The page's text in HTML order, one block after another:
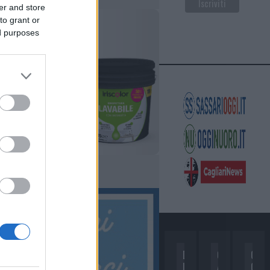
and store
grant or
purposes
D
C
C